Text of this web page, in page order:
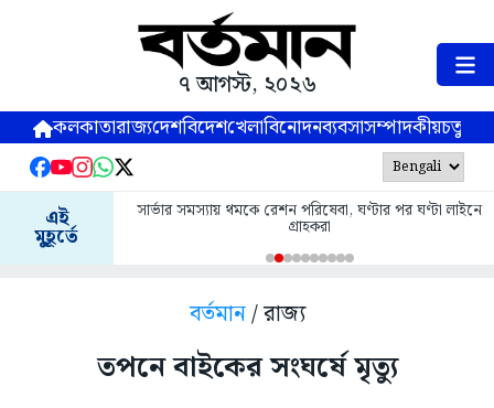
৭ আগস্ট, ২০২৬
কলকাতারাজ্যদেশবিদেশখেলাবিনোদনব্যবসাসম্পাদকীয়
এই
মুহূর্তে
সার্ভার সমস্যায় থমকে রেশন পরিষেবা, ঘণ্টার পর ঘণ্টা লাইনে
গ্রাহকরা
বর্তমান/ রাজ্য
তপনে বাইকের সংঘর্ষে মৃত্যু